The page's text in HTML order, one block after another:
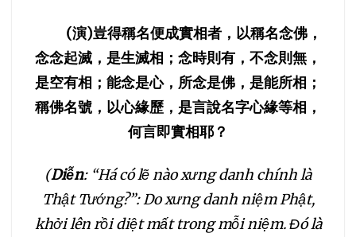
(演)豈得稱名便成實相者，以稱名念佛，
念念起滅，是生滅相；念時則有，不念則無，
是空有相；能念是心，所念是佛，是能所相；
稱佛名號，以心緣歷，是言說名字心緣等相，
何言即實相耶？
(Diễn: “Há có lẽ nào xưng danh chính là
Thật Tướng?”: Do xưng danh niệm Phật,
khởi lên rồi diệt mất trong mỗi niệm. Đó là